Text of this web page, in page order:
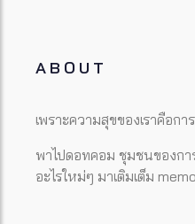
ABOUT
เพราะความสุขของเราคือกา
พาไปดอทคอม ชุมชนของกา
อะไรใหม่ๆ มาเติมเต็ม